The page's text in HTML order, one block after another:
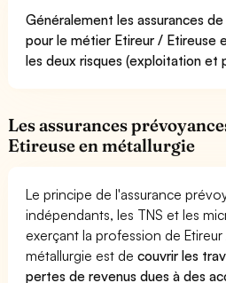
Généralement les assurances
pour le métier Etireur / Etireuse
les deux risques (exploitation et
Les assurances
Etireuse en métallurgie
Le principe de l'assurance
indépendants, les TNS et les
exerçant la profession de Etireur
métallurgie est decouvrir les
pertes de revenus dues à des